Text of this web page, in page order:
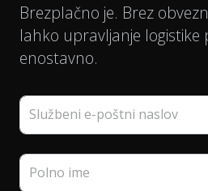
Brezplačno je. Brez
lahko upravljanje logistike
enostavno.
Službeni e-poštni naslov
Polno ime